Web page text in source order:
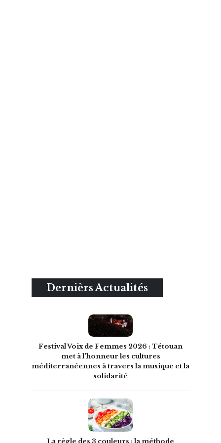
Dernièrs Actualités
Festival Voix de Femmes 2026 : Tétouan
met à l'honneur les cultures
méditerranéennes à travers la musique et la
solidarité
La règle des 3 couleurs : la méthode